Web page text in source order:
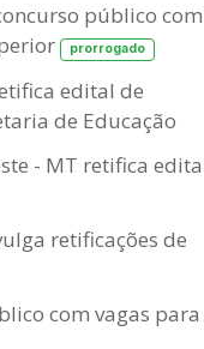
público com
prorrogado
edital de
de Educação
- MT retifica
retificações de
com vagas para